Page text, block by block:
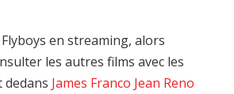
en streaming, alors
les autres films avec les
James Franco Jean Reno